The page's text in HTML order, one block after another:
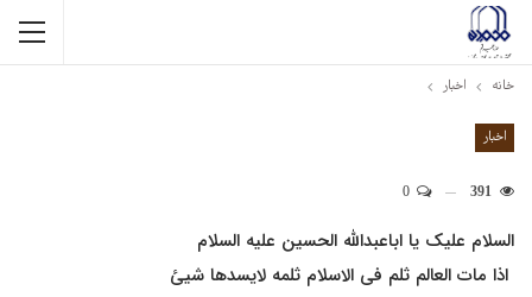
خانه اخبار
اخبار
391
السلام علیک یا اباعبدالله الحسین علیه السلام
اذا مات العالم ثلم فی الاسلام ثلمه لایسدها شیئ